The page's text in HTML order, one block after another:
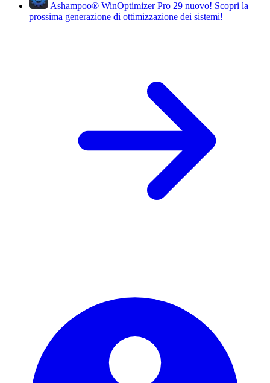
Ashampoo® WinOptimizer Pro 29 nuovo! Scopri la
prossima generazione di ottimizzazione dei sistemi!